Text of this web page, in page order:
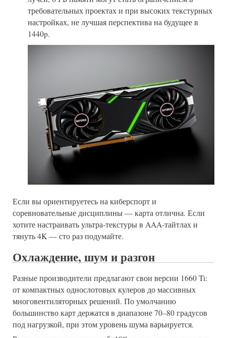
требовательных проектах и при высоких текстурных
настройках, не лучшая перспектива на будущее в
1440p.
Если вы ориентируетесь на киберспорт и
соревновательные дисциплины — карта отлична. Если
хотите настраивать ультра-текстуры в AAA-тайтлах и
тянуть 4K — сто раз подумайте.
Охлаждение, шум и разгон
Разные производители предлагают свои версии 1660 Ti:
от компактных однослотовых кулеров до массивных
многовентиляторных решений. По умолчанию
большинство карт держатся в диапазоне 70–80 градусов
под нагрузкой, при этом уровень шума варьируется.